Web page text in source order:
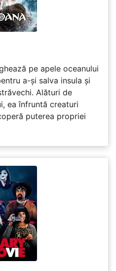
pe apele oceanului
a-și salva insula și
Alături de
ea înfruntă creaturi
puterea propriei